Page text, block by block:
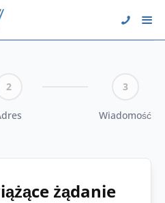
2 3
Wiadomość
żądanie